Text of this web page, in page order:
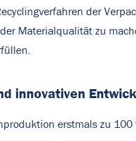
der
Materialqualität zu
innovativen
erstmals zu